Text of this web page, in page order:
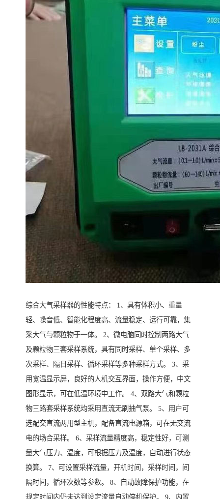
综合大气采样器的性能特点： 1、具有体积小、重量
轻、噪音低、智能化程度高、流量稳定、运行可靠，集
采大气与颗粒物于一体。 2、微电脑同时控制两路大气
及颗粒物三套采样系统，具有同时采样、单个采样、多
次采样、隔日采样、循环采样等多种采样方式。 3、采
用宽温显示屏，良好的人机交互界面，操作方便，中文
图形显示，可在低温环境中工作。 4、双路大气和颗粒
物三路套采样系统均采用直流无刷抽气泵。 5、用户可
选配交直流两用型主机，配备直流电源箱，可在无交流
电的场合采样。 6、采样流量精度高，稳定性好，可测
量大气压力、温度，可根据压力及温度，自动进行状态
换算。 7、可设置采样流量，开机时间，采样时间，间
隔时间，循环次数等参数。 8、自动故障保护功能，在
规定时间内仍未达到设定流量自动停机保护。 9、内置